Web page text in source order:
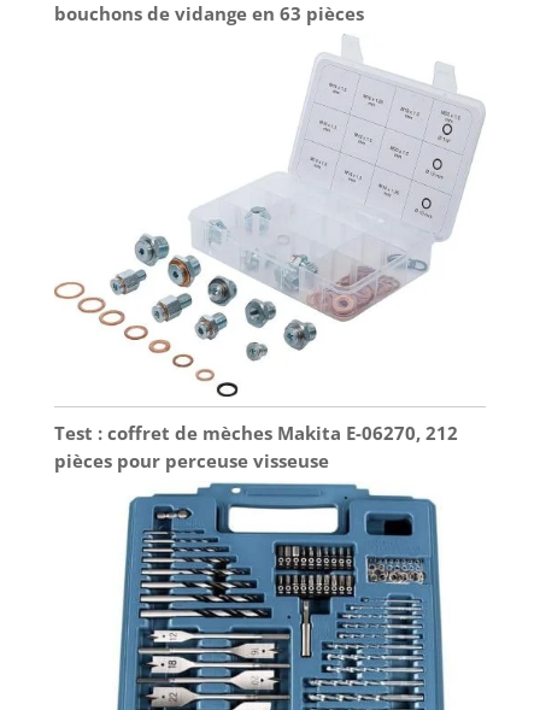
bouchons de vidange en 63 pièces
Test : coffret de mèches Makita E-06270, 212
pièces pour perceuse visseuse